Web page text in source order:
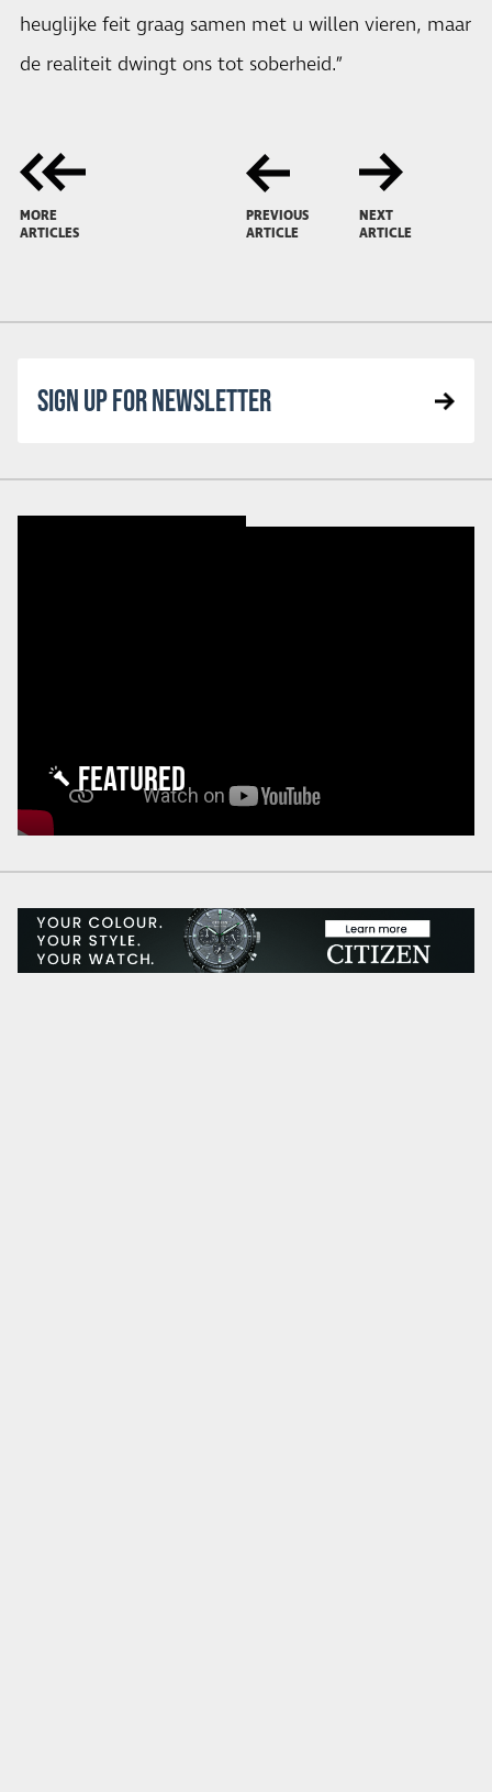
heuglijke feit graag samen met u willen vieren, maar
de realiteit dwingt ons tot soberheid.”
MORE
ARTICLES
PREVIOUS
ARTICLE
NEXT
ARTICLE
SIGN UP FOR NEWSLETTER
FEATURED